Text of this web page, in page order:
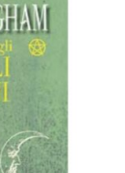
DETTAGLI